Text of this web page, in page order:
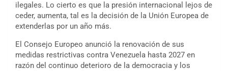
ilegales. Lo cierto es que la presión internacional lejos de
ceder, aumenta, tal es la decisión de la Unión Europea de
extenderlas por un año más.
El Consejo Europeo anunció la renovación de sus
medidas restrictivas contra Venezuela hasta 2027 en
razón del continuo deterioro de la democracia y los